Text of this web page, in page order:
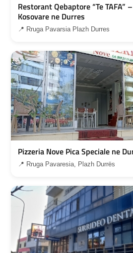
Restorant Qebaptore “Te TAFA”
Kosovare ne Durres
📍 Rruga Pavarsia Plazh Durres
Pizzeria Nove Pica Speciale ne
📍 Rruga Pavaresia, Plazh Durrës